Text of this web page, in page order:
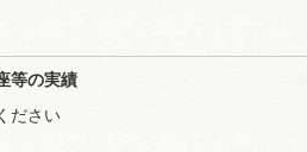
等の実績
ださい